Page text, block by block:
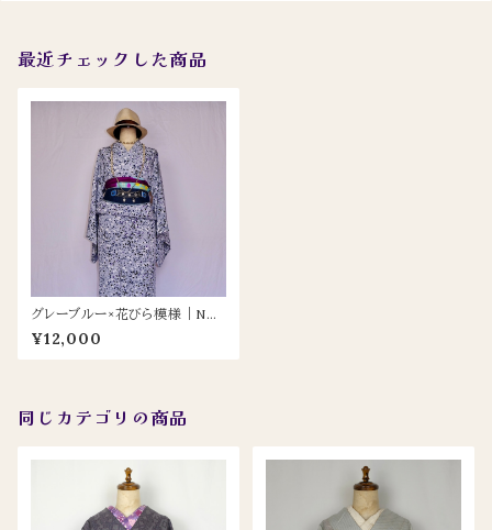
最近チェックした商品
グレーブルー×花びら模様｜NE
OキモノStyleに映える軽やか単
衣着物 – 上品さと遊び心を両立
¥12,000
同じカテゴリの商品